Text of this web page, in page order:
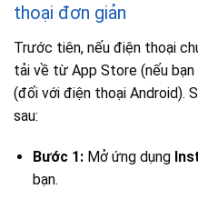
thoại đơn giản
Trước tiên, nếu điện thoại
tải về từ App Store (nếu
(đối với điện thoại Android).
sau:
Bước 1:Mở ứng dụng
bạn.